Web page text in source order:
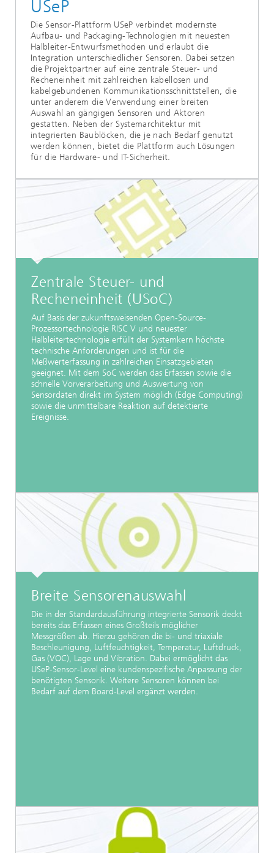
USeP
Die Sensor-Plattform USeP verbindet modernste
Aufbau- und Packaging-Technologien mit neuesten
Halbleiter-Entwurfsmethoden und erlaubt die
Integration unterschiedlicher Sensoren. Dabei setzen
die Projektpartner auf eine zentrale Steuer- und
Recheneinheit mit zahlreichen kabellosen und
kabelgebundenen Kommunikationsschnittstellen, die
unter anderem die Verwendung einer breiten
Auswahl an gängigen Sensoren und Aktoren
gestatten. Neben der Systemarchitektur mit
integrierten Baublöcken, die je nach Bedarf genutzt
werden können, bietet die Plattform auch Lösungen
für die Hardware- und IT-Sicherheit.
Zentrale Steuer- und
Recheneinheit (USoC)
Auf Basis der zukunftsweisenden Open-Source-
Prozessortechnologie RISC V und neuester
Halbleitertechnologie erfüllt der Systemkern höchste
technische Anforderungen und ist für die
Meßwerterfassung in zahlreichen Einsatzgebieten
geeignet. Mit dem SoC werden das Erfassen sowie die
schnelle Vorverarbeitung und Auswertung von
Sensordaten direkt im System möglich (Edge Computing)
sowie die unmittelbare Reaktion auf detektierte
Ereignisse.
Breite Sensorenauswahl
Die in der Standardausführung integrierte Sensorik deckt
bereits das Erfassen eines Großteils möglicher
Messgrößen ab. Hierzu gehören die bi- und triaxiale
Beschleunigung, Luftfeuchtigkeit, Temperatur, Luftdruck,
Gas (VOC), Lage und Vibration. Dabei ermöglicht das
USeP-Sensor-Level eine kundenspezifische Anpassung der
benötigten Sensorik. Weitere Sensoren können bei
Bedarf auf dem Board-Level ergänzt werden.